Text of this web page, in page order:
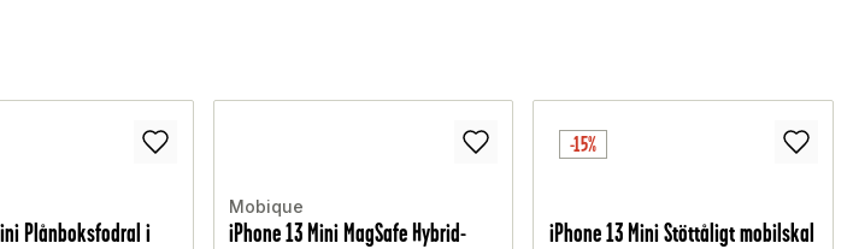
Plånboksfodral i
Mobique
iPhone 13 Mini MagSafe Hybrid-
-15%
iPhone 13 Mini Stöttåligt mobilskal